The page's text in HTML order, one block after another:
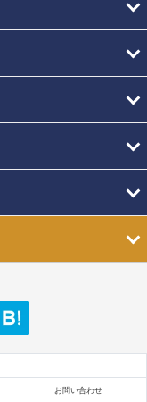
お問い合わせ